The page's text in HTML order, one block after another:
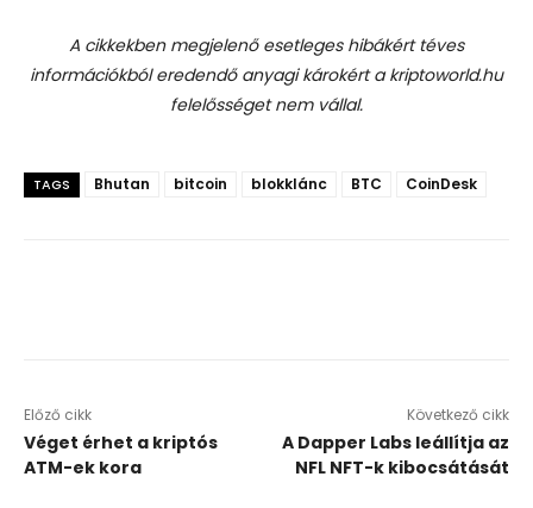
A cikkekben megjelenő esetleges hibákért téves
információkból eredendő anyagi károkért a kriptoworld.hu
felelősséget nem vállal.
TAGS Bhutan bitcoin blokklánc BTC CoinDesk
Előző cikk
Véget érhet a kriptós
ATM-ek kora
Következő cikk
A Dapper Labs leállítja az
NFL NFT-k kibocsátását